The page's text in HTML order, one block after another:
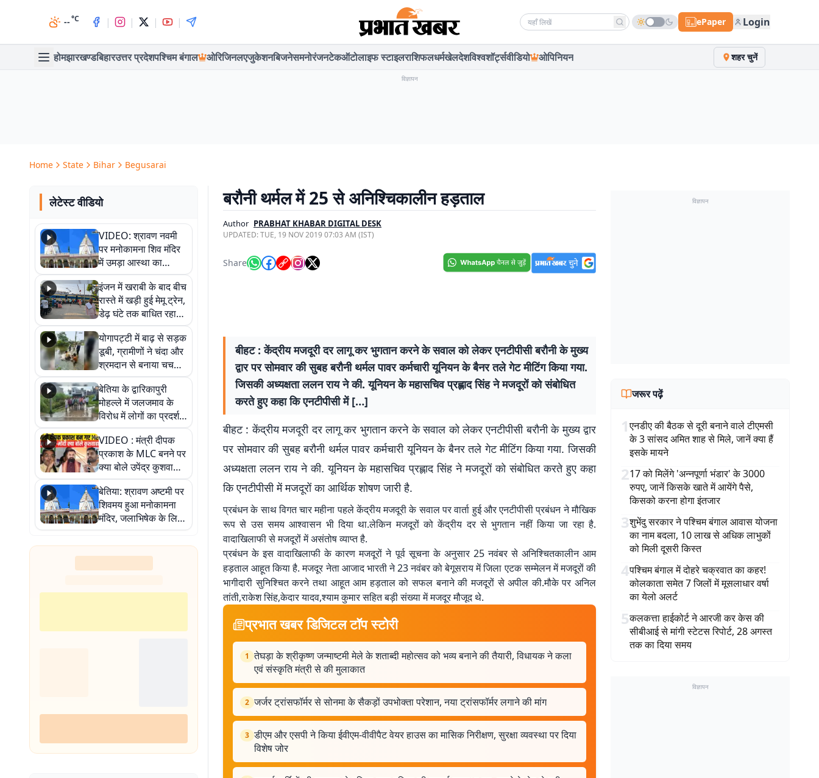
--°C | | | | Search news ePaper Login
होमझारखण्डबिहारउत्तर प्रदेशपश्चिम बंगाल ओरिजिनलएजुकेशनबिजनेसमनोरंजनटेकऑटोलाइफ स्टाइलराशिफलधर्मखेलदेशविश्वशॉर्ट्सवीडियो ओपिनियन शहर चुनें
विज्ञापन
Home State Bihar Begusarai
लेटेस्ट वीडियो
VIDEO: श्रावण नवमी
पर मनोकामना शिव मंदिर
में उमड़ा आस्था का
सैलाब, हर-हर महादेव के
जयघोष से गूंजा परिसर
इंजन में खराबी के बाद बीच
रास्ते में खड़ी हुई मेमू ट्रेन,
डेढ़ घंटे तक बाधित रहा
आवागमन
योगापट्टी में बाढ़ से सड़क
डूबी, ग्रामीणों ने चंदा और
श्रमदान से बनाया चचरी
पुल
बेतिया के द्वारिकापुरी
मोहल्ले में जलजमाव के
विरोध में लोगों का प्रदर्शन,
स्थायी समाधान की मांग
VIDEO : मंत्री दीपक
प्रकाश के MLC बनने पर
क्या बोले उपेंद्र कुशवाहा,
सुनिए
बेतिया: श्रावण अष्टमी पर
शिवमय हुआ मनोकामना
मंदिर, जलाभिषेक के लिए
लगी लंबी कतारें
बरौनी थर्मल में 25 से अनिश्चिकालीन हड़ताल
Author PRABHAT KHABAR DIGITAL DESK
UPDATED:TUE, 19 NOV 2019 07:03 AM (IST)
Share
बीहट : केंद्रीय मजदूरी दर लागू कर भुगतान करने के सवाल को लेकर एनटीपीसी बरौनी के मुख्य
द्वार पर सोमवार की सुबह बरौनी थर्मल पावर कर्मचारी यूनियन के बैनर तले गेट मीटिंग किया गया.
जिसकी अध्यक्षता ललन राय ने की. यूनियन के महासचिव प्रह्लाद सिंह ने मजदूरों को संबोधित
करते हुए कहा कि एनटीपीसी में […]
बीहट : केंद्रीय मजदूरी दर लागू कर भुगतान करने के सवाल को लेकर एनटीपीसी बरौनी के मुख्य द्वार
पर सोमवार की सुबह बरौनी थर्मल पावर कर्मचारी यूनियन के बैनर तले गेट मीटिंग किया गया. जिसकी
अध्यक्षता ललन राय ने की. यूनियन के महासचिव प्रह्लाद सिंह ने मजदूरों को संबोधित करते हुए कहा
कि एनटीपीसी में मजदूरों का आर्थिक शोषण जारी है.
प्रबंधन के साथ विगत चार महीना पहले केंद्रीय मजदूरी के सवाल पर वार्ता हुई और एनटीपीसी प्रबंधन ने मौखिक
रूप से उस समय आश्वासन भी दिया था.लेकिन मजदूरों को केंद्रीय दर से भुगतान नहीं किया जा रहा है.
वादाखिलाफी से मजदूरों में असंतोष व्याप्त है.
प्रबंधन के इस वादाखिलाफी के कारण मजदूरों ने पूर्व सूचना के अनुसार 25 नवंबर से अनिश्चितकालीन आम
हड़ताल आहूत किया है. मजदूर नेता आजाद भारती ने 23 नवंबर को बेगूसराय में जिला एटक सम्मेलन में मजदूरों की
भागीदारी सुनिश्चित करने तथा आहूत आम हड़ताल को सफल बनाने की मजदूरों से अपील की.मौके पर अनिल
तांती,राकेश सिंह,केदार यादव,श्याम कुमार सहित बड़ी संख्या में मजदूर मौजूद थे.
प्रभात खबर डिजिटल टॉप स्टोरी
1 तेघड़ा के श्रीकृष्ण जन्माष्टमी मेले के शताब्दी महोत्सव को भव्य बनाने की तैयारी, विधायक ने कला
एवं संस्कृति मंत्री से की मुलाकात
2 जर्जर ट्रांसफॉर्मर से सोनमा के सैकड़ों उपभोक्ता परेशान, नया ट्रांसफॉर्मर लगाने की मांग
3 डीएम और एसपी ने किया ईवीएम-वीवीपैट वेयर हाउस का मासिक निरीक्षण, सुरक्षा व्यवस्था पर दिया
विशेष जोर
विज्ञापन
जरूर पढ़ें
1एनडीए की बैठक से दूरी बनाने वाले टीएमसी
के 3 सांसद अमित शाह से मिले, जानें क्या हैं
इसके मायने
217 को मिलेंगे 'अन्नपूर्णा भंडार' के 3000
रुपए, जानें किसके खाते में आयेंगे पैसे,
किसको करना होगा इंतजार
3शुभेंदु सरकार ने पश्चिम बंगाल आवास योजना
का नाम बदला, 10 लाख से अधिक लाभुकों
को मिली दूसरी किस्त
4पश्चिम बंगाल में दोहरे चक्रवात का कहर!
कोलकाता समेत 7 जिलों में मूसलाधार वर्षा
का येलो अलर्ट
5कलकत्ता हाईकोर्ट ने आरजी कर केस की
सीबीआई से मांगी स्टेटस रिपोर्ट, 28 अगस्त
तक का दिया समय
विज्ञापन